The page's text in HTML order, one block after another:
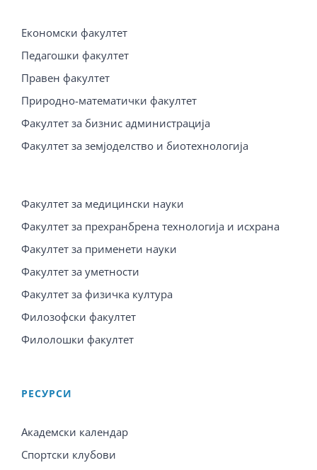
Економски факултет
Педагошки факултет
Правен факултет
Природно-математички факултет
Факултет за бизнис администрација
Факултет за земјоделство и биотехнологија
Факултет за медицински науки
Факултет за прехранбрена технологија и исхрана
Факултет за применети науки
Факултет за уметности
Факултет за физичка култура
Филозофски факултет
Филолошки факултет
PЕСУРСИ
Академски календар
Спортски клубови